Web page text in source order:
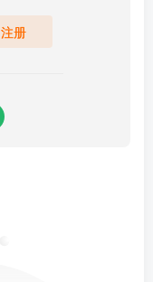
注册